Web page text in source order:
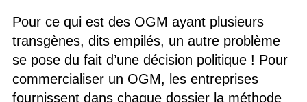
Pour ce qui est des OGM ayant plusieurs
transgènes, dits empilés, un autre problème
se pose du fait d’une décision politique ! Pour
commercialiser un OGM, les entreprises
fournissent dans chaque dossier la méthode